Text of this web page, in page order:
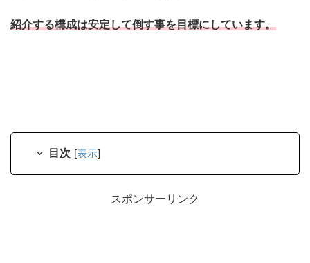
紹介する構成は安定して倒す事を目標にしています。
目次 [表示]
スポンサーリンク